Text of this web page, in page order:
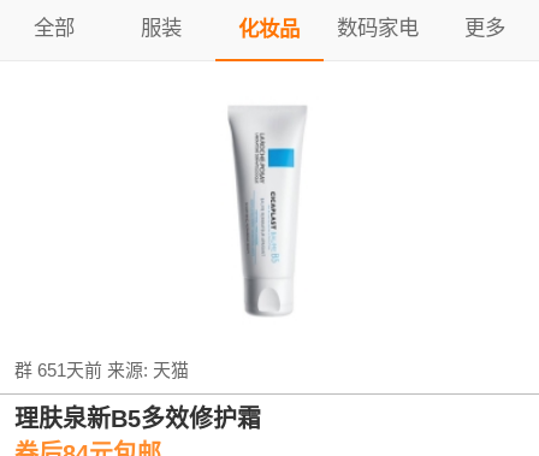
全部 服装 化妆品 数码家电 更多
群 651天前来源: 天猫
理肤泉新B5多效修护霜